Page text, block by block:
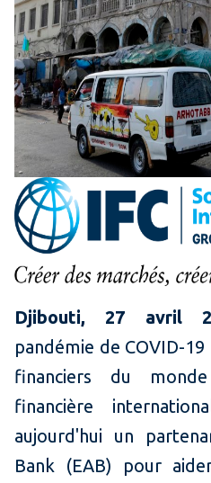
Djibouti, 27 avril
pandémie de COVID-
financiers du
financière
aujourd'hui un
Bank (EAB) pour